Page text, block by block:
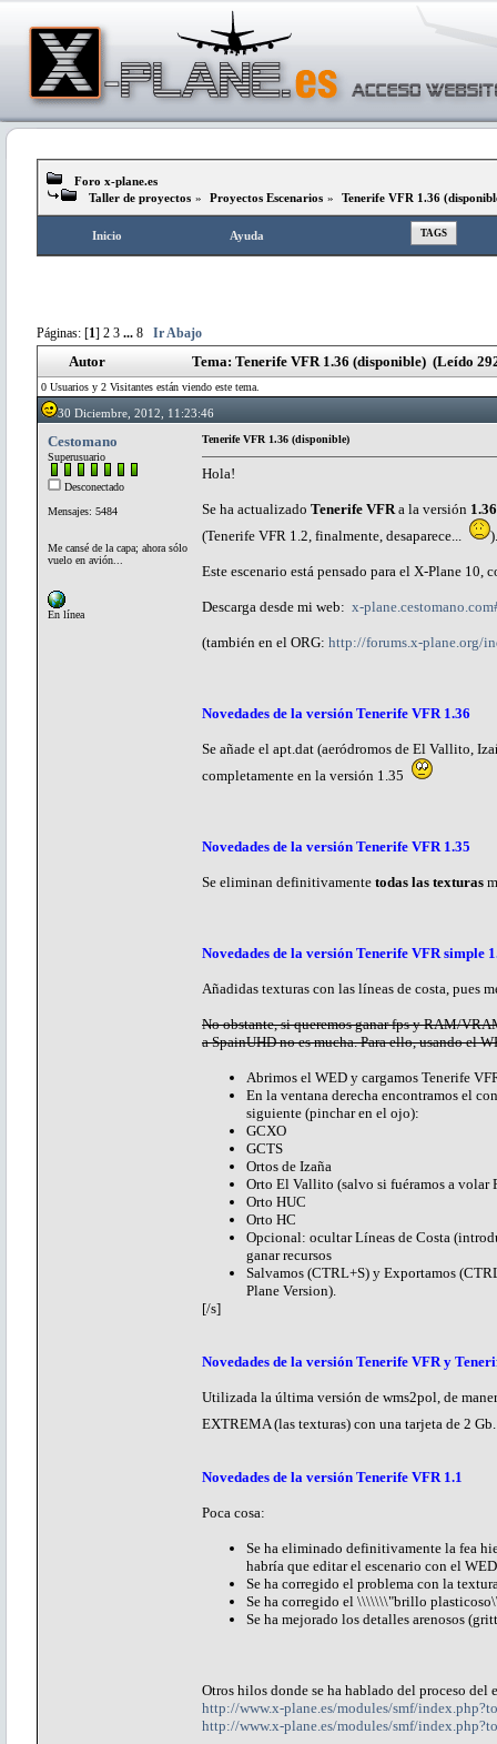
Foro x-plane.es
Taller de proyectos » Proyectos Escenarios » Tenerife VFR 1.36
Inicio Ayuda TAGS
Páginas: [1] 2 3 ... 8 Ir Abajo
Autor Tema: Tenerife VFR 1.36 (disponible) (Leído
0 Usuarios y 2 Visitantes están viendo este tema.
30 Diciembre, 2012, 11:23:46
Cestomano
Superusuario
Desconectado
Mensajes: 5484
Me cansé de la capa; ahora sólo
vuelo en avión...
En línea
Tenerife VFR 1.36 (disponible)
Hola!
Se ha actualizado Tenerife VFR a la versión 1.36
(Tenerife VFR 1.2, finalmente, desaparece...
).
Este escenario está pensado para el X-Plane 10,
Descarga desde mi web: x-
(también en el ORG: http://forums.x-plane.org/
Novedades de la versión Tenerife VFR 1.36
Se añade el apt.dat (aeródromos de El Vallito,
completamente en la versión 1.35
Novedades de la versión Tenerife VFR 1.35
Se eliminan definitivamente todas las texturas
Novedades de la versión Tenerife VFR simple
Añadidas texturas con las líneas de costa, pues
No obstante, si queremos ganar fps y RAM/
a SpainUHD no es mucha. Para ello, usando el
Abrimos el WED y cargamos Tenerife
En la ventana derecha encontramos el
siguiente (pinchar en el ojo):
GCXO
GCTS
Ortos de Izaña
Orto El Vallito (salvo si fuéramos a volar
Orto HUC
Orto HC
Opcional: ocultar Líneas de Costa
ganar recursos
Salvamos (CTRL+S) y Exportamos
Plane Version).
[/s]
Novedades de la versión Tenerife VFR y
Utilizada la última versión de wms2pol, de
EXTREMA (las texturas) con una tarjeta de 2
Novedades de la versión Tenerife VFR 1.1
Poca cosa:
Se ha eliminado definitivamente la fea
habría que editar el escenario con el
Se ha corregido el problema con la
Se ha corregido el \\\\\\\"brillo
Se ha mejorado los detalles arenosos
Otros hilos donde se ha hablado del proceso del
http://www.x-plane.es/modules/smf/
http://www.x-plane.es/modules/smf/